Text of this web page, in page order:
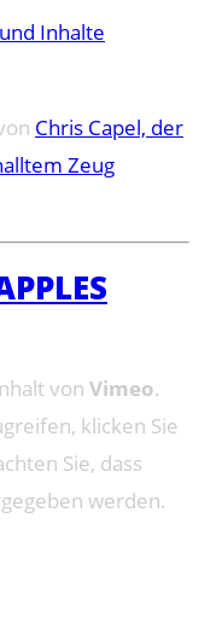
Inhalte
Chris Capel, der
Zeug
von Vimeo.
klicken Sie
Sie, dass
werden.